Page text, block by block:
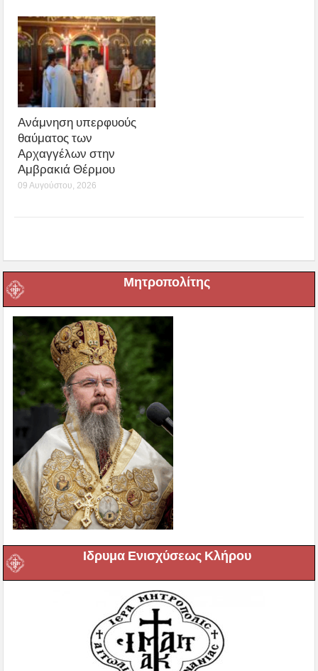
Ανάμνηση υπερφυούς
θαύματος των
Αρχαγγέλων στην
Αμβρακιά Θέρμου
09 Αυγούστου, 2026
Μητροπολίτης
Ιδρυμα Ενισχύσεως Κλήρου